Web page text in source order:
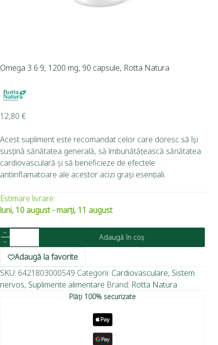
Omega 3 6 9, 1200 mg, 90 capsule, Rotta Natura
12,80 €
Acest supliment este recomandat celor care doresc să își
susțină sănătatea generală, să îmbunătățească sănătatea
cardiovasculară și să beneficieze de efectele
antiinflamatoare ale acestor acizi grași esențiali.
Estimare livrare:
luni, 10 august - marți, 11 august
Adaugă în coș
Adaugă la favorite
SKU: 6421803000549 Categorii: Cardiovasculare, Sistem
nervos, Suplimente alimentare Brand: Rotta Natura
Plăți 100% securizate